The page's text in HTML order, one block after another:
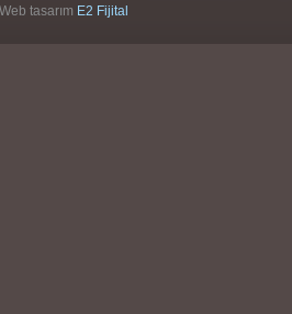
tasarım E2 Fijital